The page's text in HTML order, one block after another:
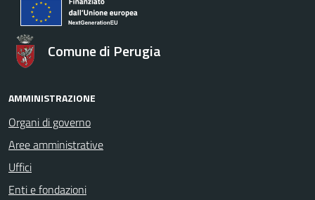
Comune di Perugia
AMMINISTRAZIONE
Organi di governo
Aree amministrative
Uffici
Enti e fondazioni